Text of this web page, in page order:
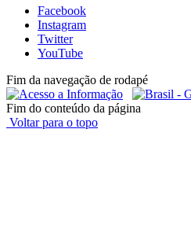
Facebook
Instagram
Twitter
YouTube
Fim da navegação de rodapé
Fim do conteúdo da página
Voltar para o topo